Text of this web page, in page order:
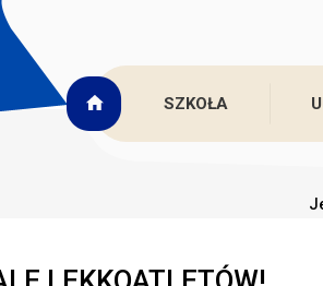
SZKOŁA